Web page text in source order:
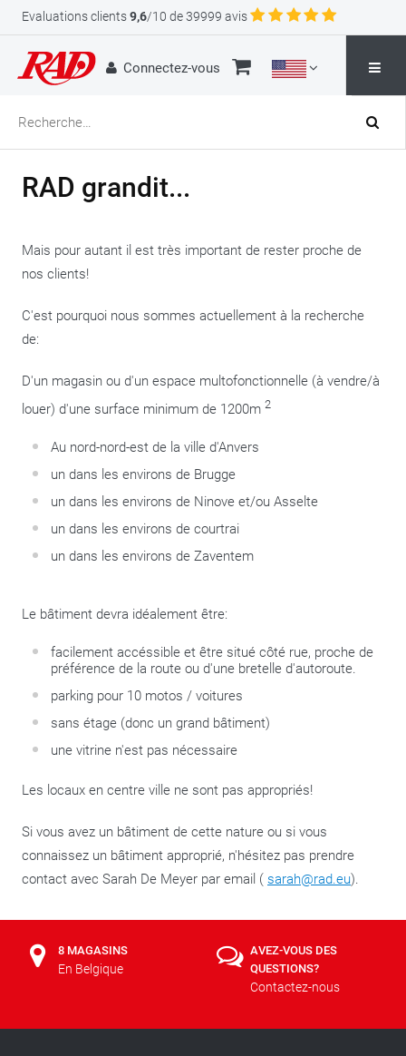
Evaluations clients9,6/10 de 39999 avis
Connectez-vous
RAD grandit...
Mais pour autant il est très important de rester proche de
nos clients!
C'est pourquoi nous sommes actuellement à la recherche
de:
D'un magasin ou d'un espace multofonctionnelle (à vendre/à
louer) d'une surface minimum de 1200m 2
Au nord-nord-est de la ville d'Anvers
un dans les environs de Brugge
un dans les environs de Ninove et/ou Asselte
un dans les environs de courtrai
un dans les environs de Zaventem
Le bâtiment devra idéalement être:
facilement accéssible et être situé côté rue, proche de
préférence de la route ou d'une bretelle d'autoroute.
parking pour 10 motos / voitures
sans étage (donc un grand bâtiment)
une vitrine n'est pas nécessaire
Les locaux en centre ville ne sont pas appropriés!
Si vous avez un bâtiment de cette nature ou si vous
connaissez un bâtiment approprié, n'hésitez pas prendre
contact avec Sarah De Meyer par email ( sarah@rad.eu).
8 MAGASINS
En Belgique
AVEZ-VOUS DES
QUESTIONS?
Contactez-nous